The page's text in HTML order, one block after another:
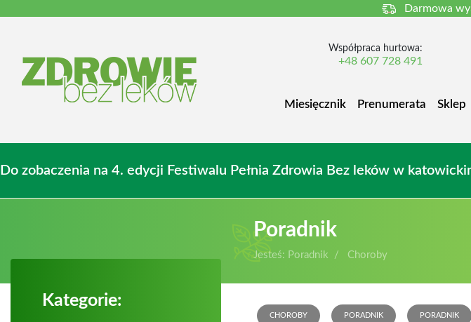
Darmowa
Współpraca hurtowa:
+48 607 728 491
Miesięcznik Prenumerata Sklep
Do zobaczenia na 4. edycji Festiwalu Pełnia Zdrowia Bez leków w
Poradnik
Jesteś: Poradnik Choroby
Kategorie:
CHOROBY PORADNIK PORADNIK